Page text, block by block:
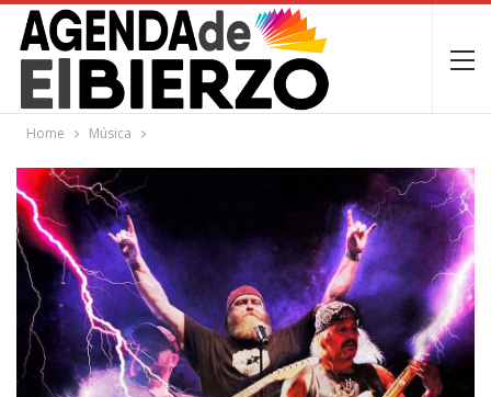
Home Música